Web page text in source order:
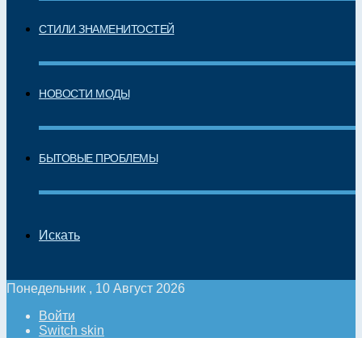
СТИЛИ ЗНАМЕНИТОСТЕЙ
НОВОСТИ МОДЫ
БЫТОВЫЕ ПРОБЛЕМЫ
Искать
Понедельник , 10 Август 2026
Войти
Switch skin